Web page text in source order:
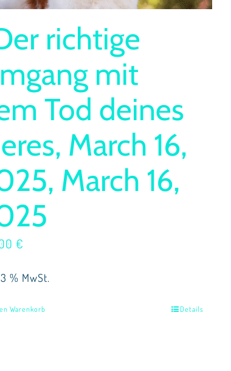
richtige
mit
Tod deines
March 16,
March 16,
€
% MwSt.
Warenkorb Details